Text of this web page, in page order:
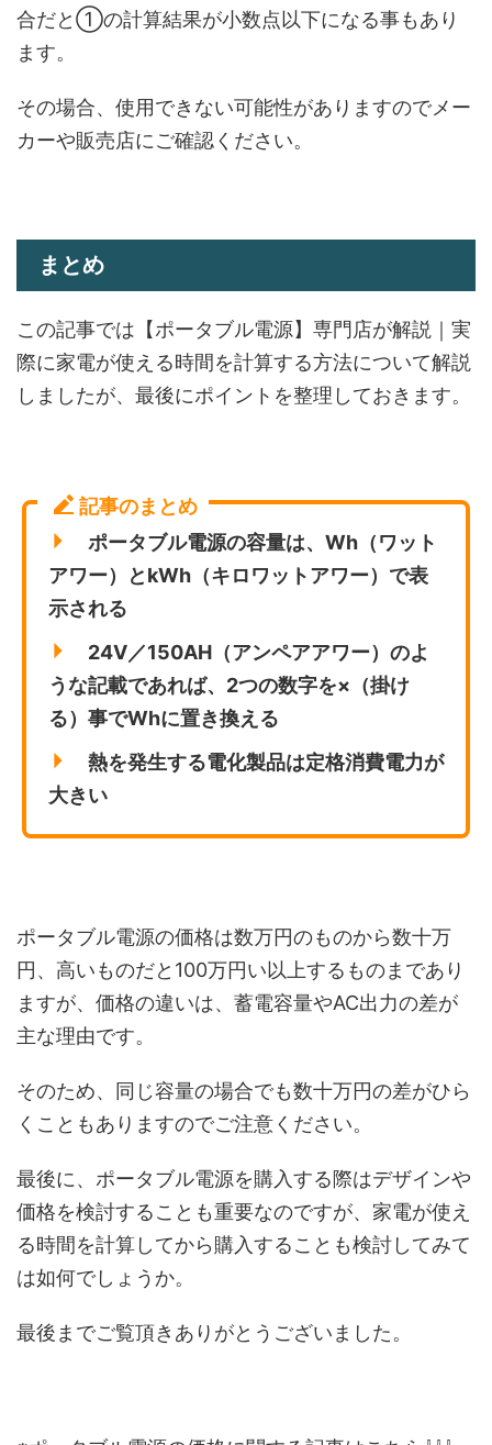
合だと①の計算結果が小数点以下になる事もあり
ます。
その場合、 使用できない可能性がありますのでメー
カーや販売店にご確認ください。
まとめ
この記事では【ポータブル電源】専門店が解説｜実
際に家電が使える時間を計算する方法について解説
しましたが、最後にポイントを整理しておきます。
記事のまとめ
ポータブル電源の容量は、Wh（ワット
アワー）とkWh（キロワットアワー）で表
示される
24V／150AH（アンペアアワー）のよ
うな記載であれば、2つの数字を×（掛け
る）事でWhに置き換える
熱を発生する電化製品は定格消費電力が
大きい
ポータブル電源の価格は数万円のものから数十万
円、高いものだと100万円い以上するものまであり
ますが、価格の違いは、蓄電容量やAC出力の差が
主な理由です。
そのため、同じ容量の場合でも数十万円の差がひら
くこともありますのでご注意ください。
最後に、ポータブル電源を購入する際はデザインや
価格を検討することも重要なのですが、家電が使え
る時間を計算してから購入することも検討してみて
は如何でしょうか。
最後までご覧頂きありがとうございました。